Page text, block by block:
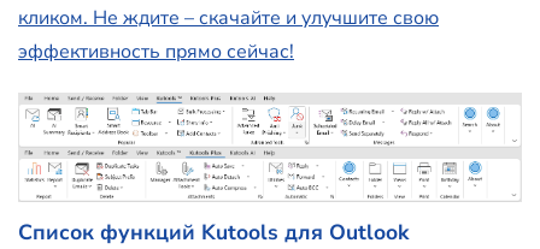
кликом. Не ждите – скачайте и улучшите свою
эффективность прямо сейчас!
Список функций Kutools для Outlook